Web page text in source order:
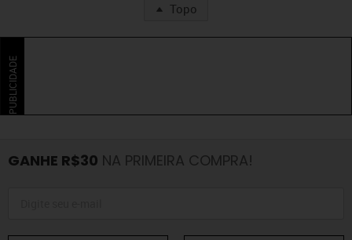
Topo
PUBLICIDADE
GANHE R$30 NA PRIMEIRA COMPRA!